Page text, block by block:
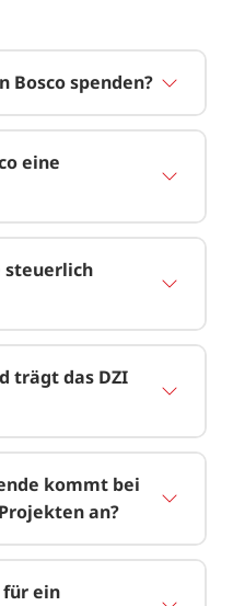
Bosco spenden?
eine
steuerlich
trägt das DZI
kommt bei
an?
für ein